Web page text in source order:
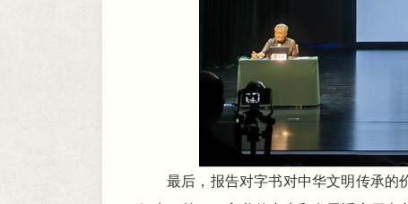
最后，报告对字书对中华文明传承的